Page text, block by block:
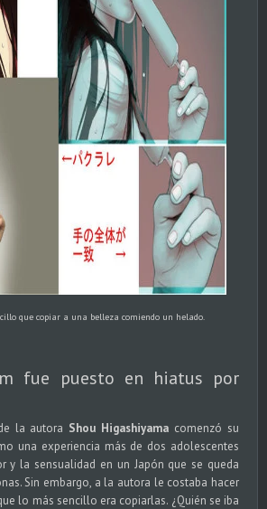
que copiar a una belleza comiendo un helado.
fue puesto en hiatus por
la autora Shou Higashiyama comenzó su
una experiencia más de dos adolescentes
y la sensualidad en un Japón que se queda
Sin embargo, a la autora le costaba hacer
lo más sencillo era copiarlas. ¿Quién se iba